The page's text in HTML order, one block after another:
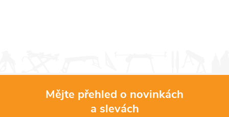
Mějte přehled o novinkách
a slevách